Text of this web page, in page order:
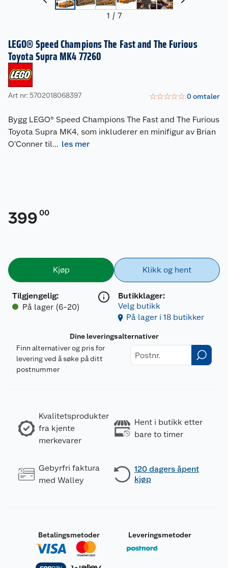
1 / 7
LEGO® Speed Champions The Fast and The Furious
Toyota Supra MK4 77260
Art nr: 5702018068397 ☆☆☆☆☆ 0omtaler
Bygg LEGO® Speed Champions The Fast and The Furious
Toyota Supra MK4, som inkluderer en minifigur av Brian
O’Conner til... les mer
399 00
Kjøp
Tilgjengelig:
På lager (6-20)
Klikk og hent
Butikklager:
Velg butikk
På lager i 18 butikker
Dine leveringsalternativer
Finn alternativer og pris for
levering ved å søke på ditt
postnummer
Kvalitetsprodukter
fra kjente
merkevarer
Hent i butikk etter
bare to timer
Gebyrfri faktura
med Walley
120 dagers åpent
kjøp
Betalingsmetoder Leveringsmetoder